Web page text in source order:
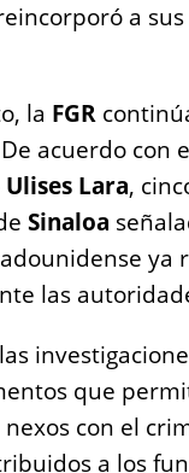
a
la FGR
acuerdo con
Ulises Lara,
Sinaloa
ya
las
que
con el
a los